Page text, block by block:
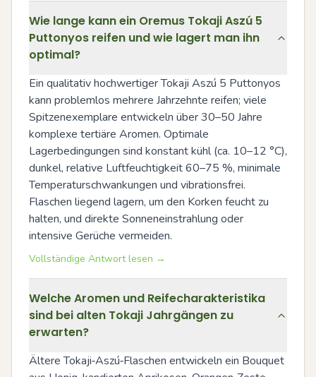
Wie lange kann ein Oremus Tokaji Aszú 5
Puttonyos reifen und wie lagert man ihn
optimal?
Ein qualitativ hochwertiger Tokaji Aszú 5 Puttonyos
kann problemlos mehrere Jahrzehnte reifen; viele
Spitzenexemplare entwickeln über 30–50 Jahre
komplexe tertiäre Aromen. Optimale
Lagerbedingungen sind konstant kühl (ca. 10–12 °C),
dunkel, relative Luftfeuchtigkeit 60–75 %, minimale
Temperaturschwankungen und vibrationsfrei.
Flaschen liegend lagern, um den Korken feucht zu
halten, und direkte Sonneneinstrahlung oder
intensive Gerüche vermeiden.
Vollständige Antwort lesen →
Welche Aromen und Reifecharakteristika
sind bei alten Tokaji Jahrgängen zu
erwarten?
Ältere Tokaji‑Aszú‑Flaschen entwickeln ein Bouquet